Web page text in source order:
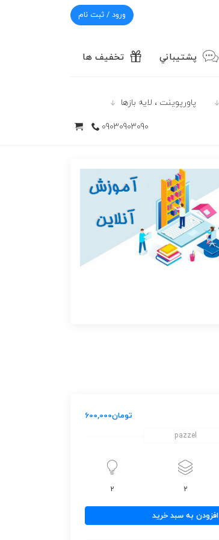
ورود / ثبت نام
پشتيباني تخفیف ها
پاورپوينت ، لایه بازها
09030903090
تومان600,000
pazzel
2
2
افزودن به سبد خرید